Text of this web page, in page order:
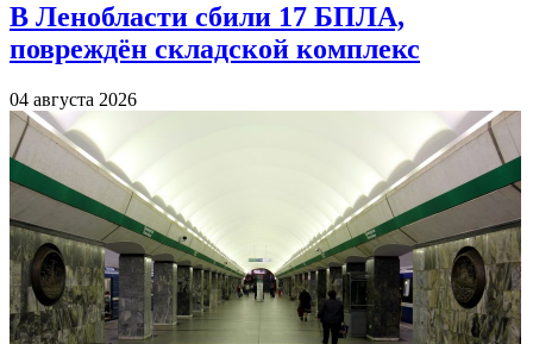
В Ленобласти сбили 17 БПЛА,
повреждён складской комплекс
04 августа 2026